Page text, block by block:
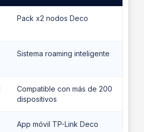
Pack x2 nodos Deco
Sistema roaming inteligente
Compatible con más de 200
dispositivos
App móvil TP-Link Deco